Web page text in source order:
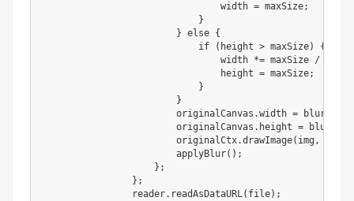
                                width = maxSize;
                            }
                        } else {
                            if (height > maxSize) {
width *= maxSize /
                                height = maxSize;
                            }
                        }
originalCanvas.width =
originalCanvas.height =
originalCtx.drawImage(img, 0,
                        applyBlur();
                    };
                };
                reader.readAsDataURL(file);